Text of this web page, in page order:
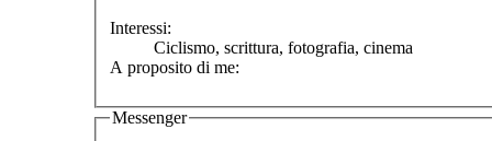
Interessi:
Ciclismo, scrittura, fotografia, cinema
A proposito di me:
Messenger